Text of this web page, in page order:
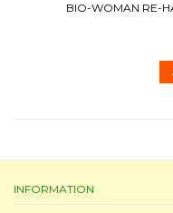
BIO-WOMAN RE-
INFORMATION